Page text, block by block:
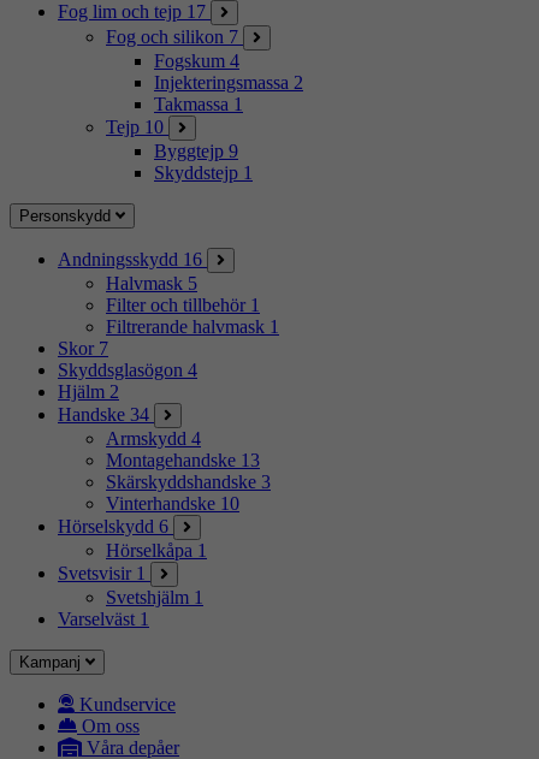
Fog lim och tejp 17
Fog och silikon 7
Fogskum 4
Injekteringsmassa 2
Takmassa 1
Tejp 10
Byggtejp 9
Skyddstejp 1
Personskydd
Andningsskydd 16
Halvmask 5
Filter och tillbehör 1
Filtrerande halvmask 1
Skor 7
Skyddsglasögon 4
Hjälm 2
Handske 34
Armskydd 4
Montagehandske 13
Skärskyddshandske 3
Vinterhandske 10
Hörselskydd 6
Hörselkåpa 1
Svetsvisir 1
Svetshjälm 1
Varselväst 1
Kampanj
Kundservice
Om oss
Våra depåer